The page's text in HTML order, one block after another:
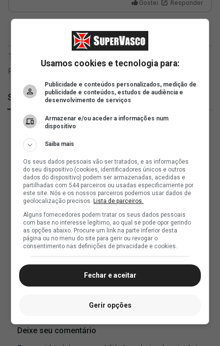
SuperVasco
Usamos cookies e tecnologia para:
Publicidade e conteúdos personalizados, medição de
publicidade e conteúdos, estudos de audiência e
desenvolvimento de serviços
Armazenar e/ou aceder a informações num
dispositivo
Saiba mais
Os seus dados pessoais vão ser tratados, e as informações
do seu dispositivo (cookies, identificadores únicos e outros
dados do dispositivo) podem ser armazenadas, acedidas e
partilhadas com 544 parceiros ou usadas especificamente por
este site. Nós e os nossos parceiros podemos usar dados de
geolocalização precisos. Lista de parceiros.
Alguns fornecedores podem tratar os seus dados pessoais
com base no interesse legítimo, ao qual se pode opor gerindo
as opções abaixo. Procure um link na parte inferior desta
página ou no menu do site para gerir ou revogar o
consentimento nas definições de privacidade e cookies.
Fechar e aceitar
Gerir opções